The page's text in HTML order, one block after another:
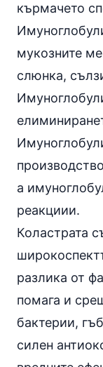
кърмачето
мукозните
слюнка,
а
реакциии.
Коластрата
разлика от
помага и
бактерии,
силен